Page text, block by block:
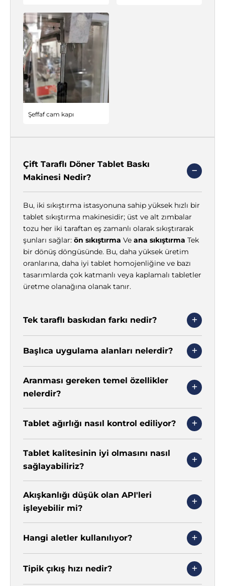
Şeffaf cam kapı
Çift Taraflı Döner Tablet Baskı
Makinesi Nedir?
Bu, iki sıkıştırma istasyonuna sahip yüksek hızlı bir
tablet sıkıştırma makinesidir; üst ve alt zımbalar
tozu her iki taraftan eş zamanlı olarak sıkıştırarak
şunları sağlar: ön sıkıştırma Ve ana sıkıştırma Tek
bir dönüş döngüsünde. Bu, daha yüksek üretim
oranlarına, daha iyi tablet homojenliğine ve bazı
tasarımlarda çok katmanlı veya kaplamalı tabletler
üretme olanağına olanak tanır.
Tek taraflı baskıdan farkı nedir?
Başlıca uygulama alanları nelerdir?
Aranması gereken temel özellikler
nelerdir?
Tablet ağırlığı nasıl kontrol ediliyor?
Tablet kalitesinin iyi olmasını nasıl
sağlayabiliriz?
Akışkanlığı düşük olan API'leri
işleyebilir mi?
Hangi aletler kullanılıyor?
Tipik çıkış hızı nedir?